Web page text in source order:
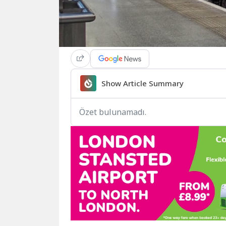
Show Article Summary
Özet bulunamadı.